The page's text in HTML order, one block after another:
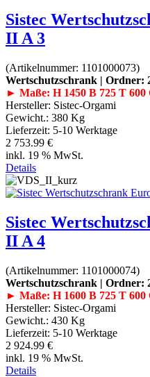
Sistec
II A 3
(Artikelnummer: 1101000073)
Wertschutzschrank | Ordner:
► Maße: H 1450 B 725 T 600
Hersteller: Sistec-Orgami
Gewicht.: 380 Kg
Lieferzeit: 5-10 Werktage
2 753.99 €
inkl. 19 % MwSt.
Details
Sistec
II A 4
(Artikelnummer: 1101000074)
Wertschutzschrank | Ordner:
► Maße: H 1600 B 725 T 600
Hersteller: Sistec-Orgami
Gewicht.: 430 Kg
Lieferzeit: 5-10 Werktage
2 924.99 €
inkl. 19 % MwSt.
Details